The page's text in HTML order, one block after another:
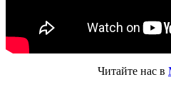
Читайте нас в